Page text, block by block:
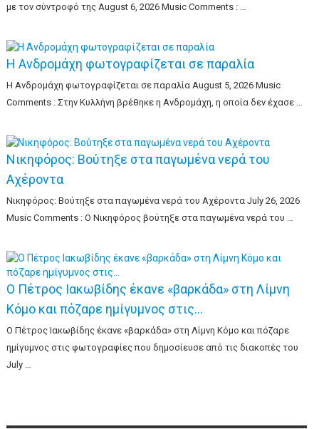
με τον σύντροφό της August 6, 2026 Music Comments : …
Η Ανδρομάχη φωτογραφίζεται σε παραλία
Η Ανδρομάχη φωτογραφίζεται σε παραλία August 5, 2026 Music
Comments : Στην Κυλλήνη βρέθηκε η Ανδρομάχη, η οποία δεν έχασε …
Νικηφόρος: Βούτηξε στα παγωμένα νερά του
Αχέροντα
Νικηφόρος: Βούτηξε στα παγωμένα νερά του Αχέροντα July 26, 2026
Music Comments : Ο Νικηφόρος βούτηξε στα παγωμένα νερά του …
Ο Πέτρος Ιακωβίδης έκανε «βαρκάδα» στη Λίμνη
Κόμο και πόζαρε ημίγυμνος στις…
Ο Πέτρος Ιακωβίδης έκανε «βαρκάδα» στη Λίμνη Κόμο και πόζαρε
ημίγυμνος στις φωτογραφίες που δημοσίευσε από τις διακοπές του
July …